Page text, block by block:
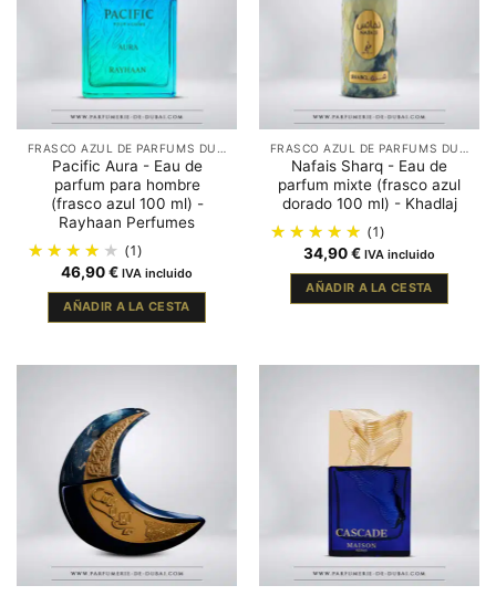
Pacific Aura - Eau de
parfum para hombre
(frasco azul 100 ml) -
Rayhaan Perfumes
(1)
46,90€ IVA incluido
AÑADIR A LA CESTA
Nafais Sharq - Eau de
parfum mixte (frasco azul
dorado 100 ml) - Khadlaj
(1)
34,90€ IVA incluido
AÑADIR A LA CESTA